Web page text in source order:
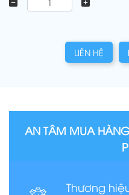
LIÊN HỆ
AN TÂM MUA
Thương